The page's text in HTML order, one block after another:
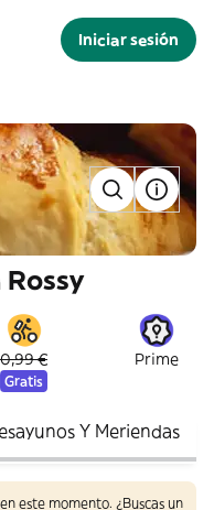
Iniciar sesión
0,99 €
Gratis
Prime
Y Meriendas
este momento. ¿Buscas un